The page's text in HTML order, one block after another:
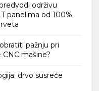
održivu
panelima od 100%
pažnju pri
mašine?
drvo susreće